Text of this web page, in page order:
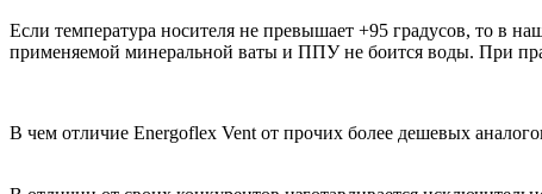
Если температура носителя не превышает +95 градусов, то в
применяемой минеральной ваты и ППУ не боится воды. При
В чем отличие Energoflex Vent от прочих более дешевых